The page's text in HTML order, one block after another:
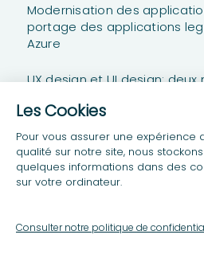
Modernisation des
portage des applications
Azure
UX design et UI design: deux
Power Platform Stories #2 –
Power Platform